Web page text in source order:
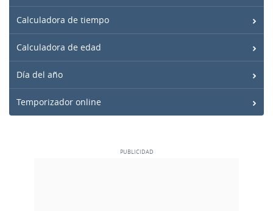
Calculadora de tiempo
Calculadora de edad
Día del año
Temporizador online